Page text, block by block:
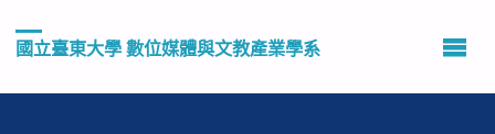
國立臺東大學 數位媒體與文教產業學系